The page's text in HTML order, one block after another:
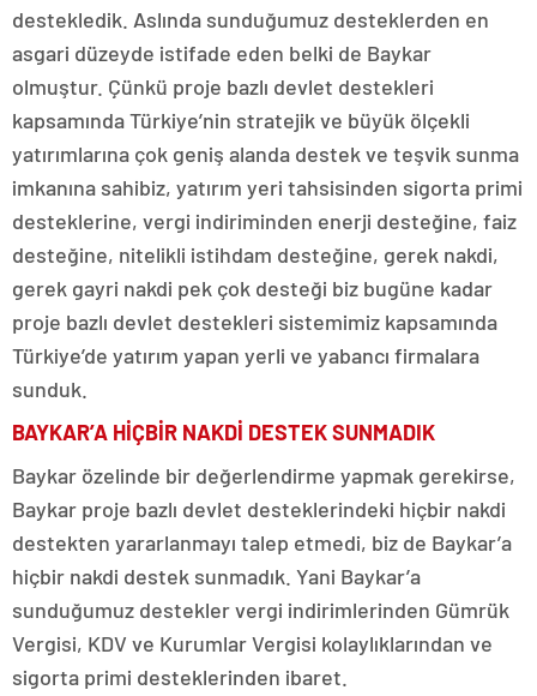
destekledik. Aslında sunduğumuz desteklerden en
asgari düzeyde istifade eden belki de Baykar
olmuştur. Çünkü proje bazlı devlet destekleri
kapsamında Türkiye’nin stratejik ve büyük ölçekli
yatırımlarına çok geniş alanda destek ve teşvik sunma
imkanına sahibiz, yatırım yeri tahsisinden sigorta primi
desteklerine, vergi indiriminden enerji desteğine, faiz
desteğine, nitelikli istihdam desteğine, gerek nakdi,
gerek gayri nakdi pek çok desteği biz bugüne kadar
proje bazlı devlet destekleri sistemimiz kapsamında
Türkiye’de yatırım yapan yerli ve yabancı firmalara
sunduk.
BAYKAR’A HİÇBİR NAKDİ DESTEK SUNMADIK
Baykar özelinde bir değerlendirme yapmak gerekirse,
Baykar proje bazlı devlet desteklerindeki hiçbir nakdi
destekten yararlanmayı talep etmedi, biz de Baykar’a
hiçbir nakdi destek sunmadık. Yani Baykar’a
sunduğumuz destekler vergi indirimlerinden Gümrük
Vergisi, KDV ve Kurumlar Vergisi kolaylıklarından ve
sigorta primi desteklerinden ibaret.